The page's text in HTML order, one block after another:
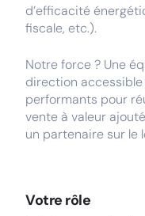
d’efficacité
fiscale, etc.).
Notre force ? Une
direction
performants pour
vente à valeur
un partenaire sur le
Votre rôle